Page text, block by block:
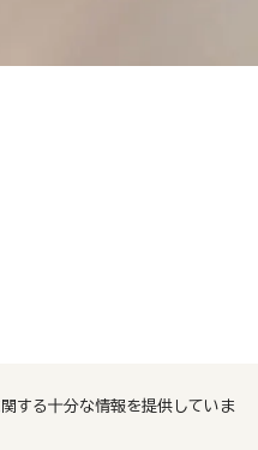
する十分な情報を提供していま